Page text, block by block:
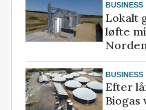
BUSINESS
Lokalt
løfte
Norden
BUSINESS
Efter